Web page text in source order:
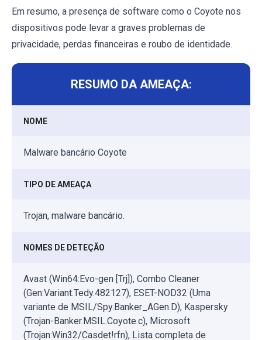
Em resumo, a presença de software como o Coyote nos
dispositivos pode levar a graves problemas de
privacidade, perdas financeiras e roubo de identidade.
RESUMO DA AMEAÇA:
NOME
Malware bancário Coyote
TIPO DE AMEAÇA
Trojan, malware bancário.
NOMES DE DETEÇÃO
Avast (Win64:Evo-gen [Trj]), Combo Cleaner
(Gen:Variant.Tedy.482127), ESET-NOD32 (Uma
variante de MSIL/Spy.Banker_AGen.D), Kaspersky
(Trojan-Banker.MSIL.Coyote.c), Microsoft
(Trojan:Win32/Casdet!rfn), Lista completa de